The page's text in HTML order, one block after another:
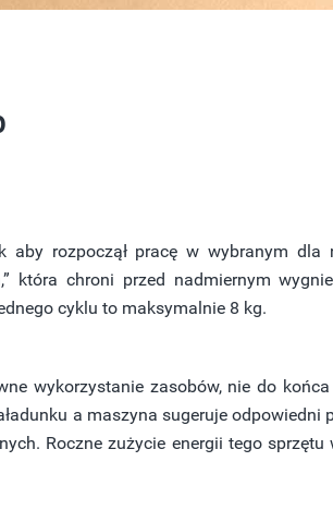
aby rozpoczął pracę w wybranym dla
która chroni przed nadmiernym
cyklu to maksymalnie 8 kg.
wykorzystanie zasobów, nie do końca
a maszyna sugeruje odpowiedni
Roczne zużycie energii tego sprzętu